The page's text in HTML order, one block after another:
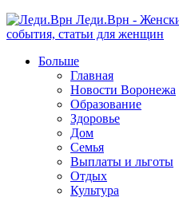
Леди.Врн -
события, статьи для женщин
Больше
Главная
Новости Воронежа
Образование
Здоровье
Дом
Семья
Выплаты и льготы
Отдых
Культура